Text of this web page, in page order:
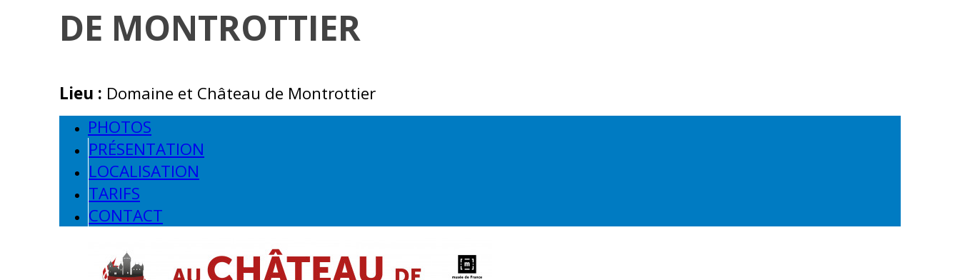
DE MONTROTTIER
Lieu : Domaine et Château de Montrottier
PHOTOS
PRÉSENTATION
LOCALISATION
TARIFS
CONTACT